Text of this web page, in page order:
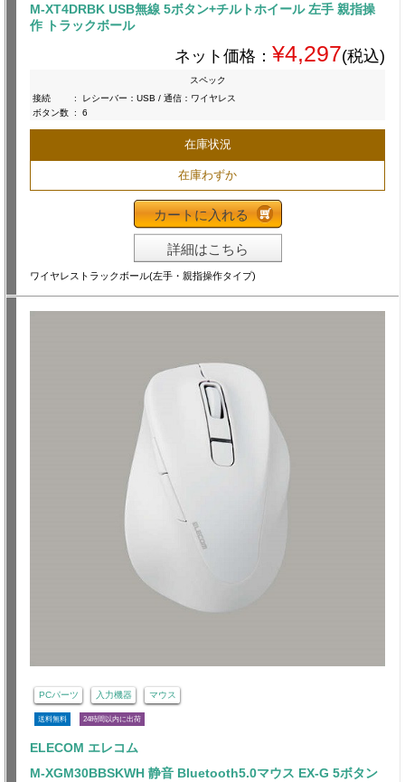
M-XT4DRBK USB無線 5ボタン+チルトホイール 左手 親指操
作 トラックボール
ネット価格： ¥4,297(税込)
スペック
接続
:
レシーバー：USB / 通信：ワイヤレス
ボタン数 : 6
在庫状況
在庫わずか
カートに入れる
詳細はこちら
ワイヤレストラックボール(左手・親指操作タイプ)
PCパーツ 入力機器 マウス
送料無料 24時間以内に出荷
ELECOM エレコム
M-XGM30BBSKWH 静音 Bluetooth5.0マウス EX-G 5ボタン